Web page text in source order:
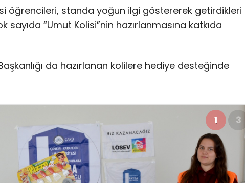
öğrencileri, standa yoğun ilgi göstererek getirdikleri
“Umut Kolisi”nin hazırlanmasına katkıda
da hazırlanan kolilere hediye desteğinde
1 3